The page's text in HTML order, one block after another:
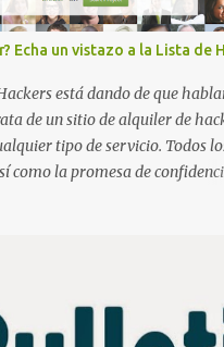
supuesto también nosotros
(comprueba las restricciones
iDictPy, una (irónica lol!)
Pilfer/iDictPy Game Over:
Echa un vistazo a la Lista de
está dando de que
de un sitio de alquiler de
tipo de servicio. Todos
como la promesa de
embargo existen propuestas
en cuentas de Gmail o